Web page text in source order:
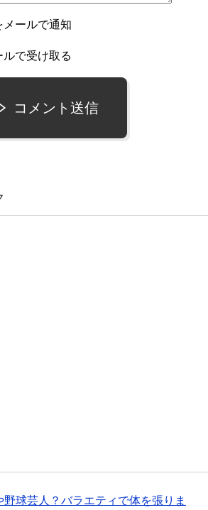
メールで通知
で受け取る
コメント送信
野球芸人？バラエティで体を張りま